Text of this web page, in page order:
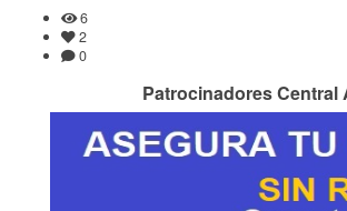
6
2
0
Patrocinadores Central